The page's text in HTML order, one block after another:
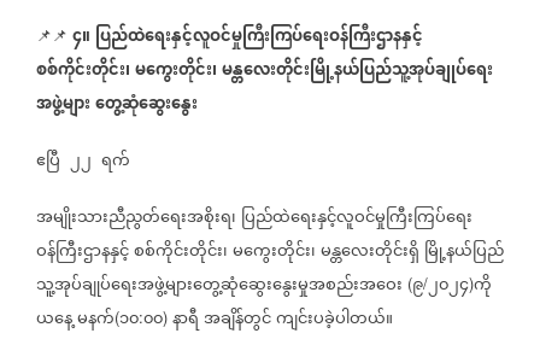
📌📌 ၄။ ပြည်ထဲရေးနှင့်လူဝင်မှုကြီးကြပ်ရေးဝန်ကြီးဌာနနှင့်
စစ်ကိုင်းတိုင်း၊မကွေးတိုင်း၊မန္တလေးတိုင်းမြို့နယ်ပြည်သူ့အုပ်ချုပ်ရေး
အဖွဲ့များတွေ့ဆုံဆွေးနွေး
ဧပြီ ၂၂ ရက်
အမျိုးသားညီညွတ်ရေးအစိုးရ၊ ပြည်ထဲရေးနှင့်လူဝင်မှုကြီးကြပ်ရေး
ဝန်ကြီးဌာနနှင့်စစ်ကိုင်းတိုင်း၊မကွေးတိုင်း၊မန္တလေးတိုင်းရှိ မြို့နယ်ပြည်
သူ့အုပ်ချုပ်ရေးအဖွဲ့များတွေ့ဆုံဆွေးနွေးမှုအစည်းအဝေး (၉/၂၀၂၄)ကို
ယနေ့မနက်(၁၀:၀၀) နာရီအချိန်တွင်ကျင်းပခဲ့ပါတယ်။